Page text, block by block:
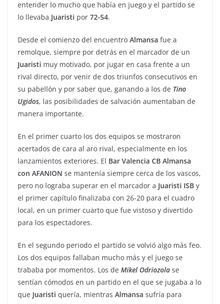
entender lo mucho que había en juego y el partido se
lo llevaba Juaristi por 72-54.
Desde el comienzo del encuentro Almansa fue a
remolque, siempre por detrás en el marcador de un
Juaristi muy motivado, por jugar en casa frente a un
rival directo, por venir de dos triunfos consecutivos en
su pabellón y por saber que, ganando a los de Tino
Ugidos, las posibilidades de salvación aumentaban de
manera importante.
En el primer cuarto los dos equipos se mostraron
acertados de cara al aro rival, especialmente en los
lanzamientos exteriores. El Bar Valencia CB Almansa
con AFANION se mantenía siempre cerca de los vascos,
pero no lograba superar en el marcador a Juaristi ISB y
el primer capítulo finalizaba con 26-20 para el cuadro
local, en un primer cuarto que fue vistoso y divertido
para los espectadores.
En el segundo periodo el partido se volvió algo más feo.
Los dos equipos fallaban mucho más y el juego se
trababa por momentos. Los de Mikel Odriozola se
sentían cómodos en un partido en el que se jugaba a lo
que Juaristi quería, mientras Almansa sufría para